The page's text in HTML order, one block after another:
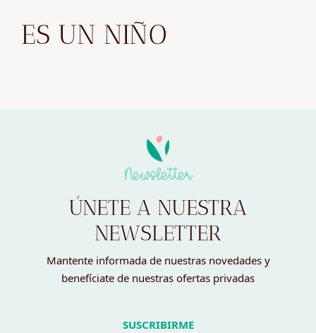
ES UN NIÑO
Newsletter
ÚNETE A NUESTRA
NEWSLETTER
Mantente informada de nuestras novedades y
benefíciate de nuestras ofertas privadas
SUSCRIBIRME